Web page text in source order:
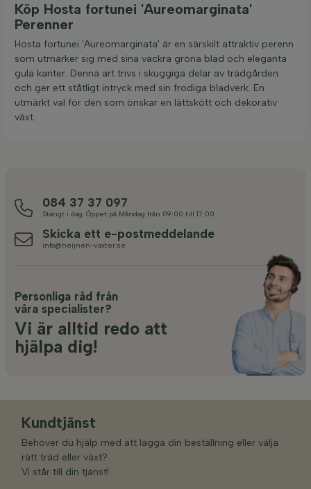
Köp Hosta fortunei 'Aureomarginata'
Perenner
Hosta fortunei 'Aureomarginata' är en särskilt attraktiv perenn
som utmärker sig med sina vackra gröna blad och eleganta
gula kanter. Denna art trivs i skuggiga delar av trädgården
och ger ett ståtligt intryck med sin frodiga bladverk. En
utmärkt val för den som önskar en lättskött och dekorativ
växt.
084 37 37 097
Stängt i dag. Öppet på Måndag från 09:00 till 17:00
Skicka ett e-postmeddelande
info@heijnen-vaxter.se
Personliga råd från
våra specialister?
Vi är alltid redo att
hjälpa dig!
Kundtjänst
Behöver du hjälp med att lägga din beställning eller välja
rätt träd eller växt?
Vi står till din tjänst!